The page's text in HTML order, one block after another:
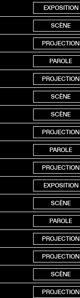
EXPOSITION
SCÈNE
PROJECTION
PAROLE
PROJECTION
SCÈNE
SCÈNE
PROJECTION
PAROLE
PROJECTION
EXPOSITION
SCÈNE
PAROLE
PROJECTION
PROJECTION
SCÈNE
PROJECTION